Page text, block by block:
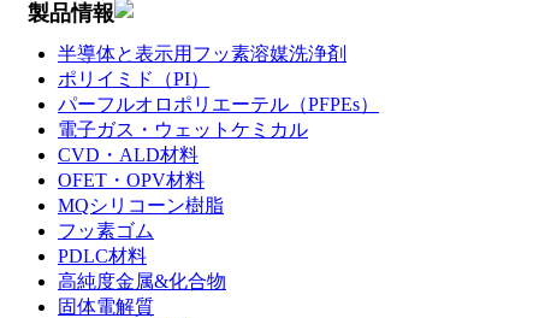
製品情報
半導体と表示用フッ素溶媒洗浄剤
ポリイミド（PI）
パーフルオロポリエーテル（PFPEs）
電子ガス・ウェットケミカル
CVD・ALD材料
OFET・OPV材料
MQシリコーン樹脂
フッ素ゴム
PDLC材料
高純度金属&化合物
固体電解質